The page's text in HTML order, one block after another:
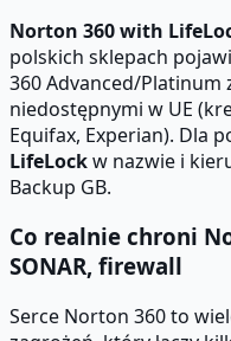
Norton 360 with
polskich sklepach
360 Advanced/
niedostępnymi w UE
Equifax, Experian). Dla
LifeLockw nazwie i
Backup GB.
Co realnie chroni
SONAR, firewall
Serce Norton 360 to